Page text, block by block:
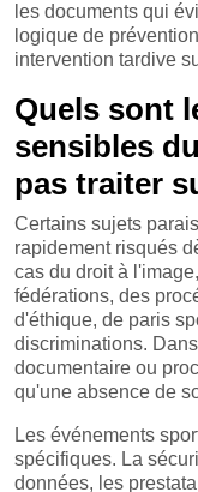
les documents qui
logique de
intervention tardive
Quels sont
sensibles
pas traiter
Certains sujets
rapidement risqués
cas du droit à
fédérations, des
d'éthique, de paris
discriminations.
documentaire ou
qu'une absence de
Les événements
spécifiques. La
données, les